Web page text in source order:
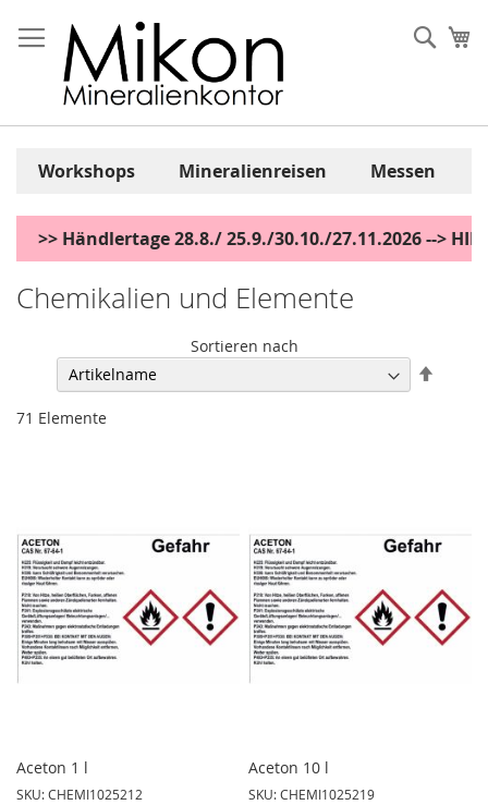
Inhalt
springen
Workshops Mineralienreisen Messen
>> Händlertage 28.8./ 25.9./30.10./27.11.2026 -->
Chemikalien und Elemente
71 Elemente
Sortieren nach
Aceton 1 l
SKU: CHEMI1025212
Aceton 10 l
SKU: CHEMI1025219